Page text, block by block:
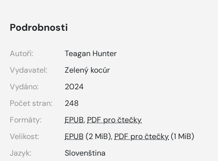
Podrobnosti
Autoři:
Teagan Hunter
Vydavatel:
Zelený kocúr
Vydáno:
2024
Počet stran:
248
Formáty:
EPUB, PDF pro čtečky
Velikost:
EPUB (2 MiB), PDF pro čtečky(1 MiB)
Jazyk:
Slovenština